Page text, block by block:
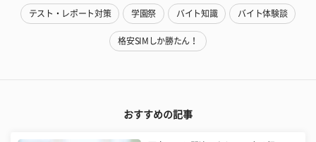
テスト・レポート対策 学園祭 バイト知識 バイト体験談
格安SIMしか勝たん！
おすすめの記事